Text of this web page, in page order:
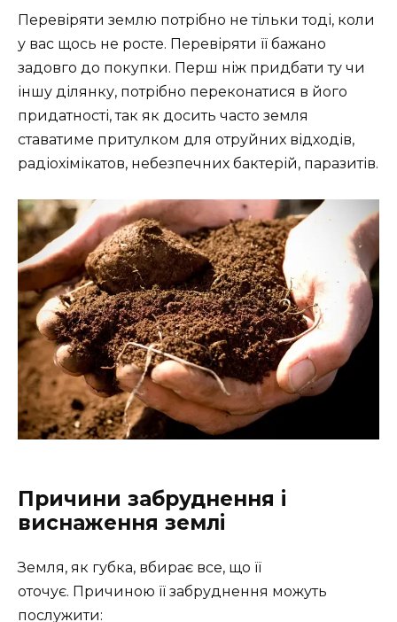
Перевіряти землю потрібно не тільки тоді, коли
у вас щось не росте. Перевіряти її бажано
задовго до покупки. Перш ніж придбати ту чи
іншу ділянку, потрібно переконатися в його
придатності, так як досить часто земля
ставатиме притулком для отруйних відходів,
радіохімікатов, небезпечних бактерій, паразитів.
Причини забруднення і
виснаження землі
Земля, як губка, вбирає все, що її
оточує. Причиною її забруднення можуть
послужити: